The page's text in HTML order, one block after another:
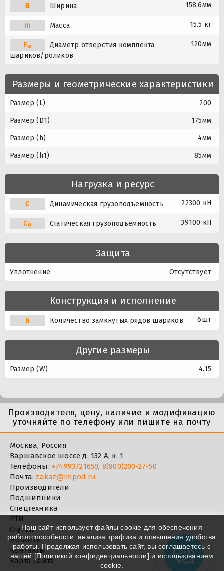
B Ширина 158.6мм
m Масса 15.5 кг
Fw
Диаметр отверстия комплекта
шариков/роликов
120мм
Размеры и геометрические характеристики
Размер (L) 200
Размер (D1) 175мм
Размер (h) 4мм
Размер (h1) 85мм
Нагрузка и ресурс
C Динамическая грузоподъемность 22300 кН
C0 Статическая грузоподъемность 39100 кН
Защита
Уплотнение Отсутствует
Конструкция и исполнение
n Количество замкнутых рядов шариков 6шт
Другие размеры
Размер (W) 4.15
Производителя, цену, наличие и модификацию
уточняйте по телефону или пишите на почту
Москва, Россия
Варшавское шоссе д. 132 А, к. 1
Телефоны: +74993721650, 8(800)200-27-50
Почта:zakaz@impod.ru
Производители
Подшипники
Спецтехника
РТИ
Статьи
Новости
Контакты
Карта сайта
Наш сайт использует файлы cookie для обеспечения
работоспособности, анализа трафика и повышения удобства
работы. Продолжая использовать сайт, вы соглашаетесь с
нашей [Политикой конфиденциальности] и использованием
cookie.